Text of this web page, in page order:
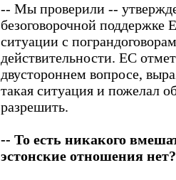
-- Мы проверили --
безоговорочной поддержке
ситуации с
действительности. ЕС
двустороннем вопросе,
такая ситуация и пожелал
разрешить.
-- То есть никакого
эстонские отношения нет?